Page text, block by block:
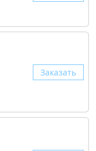
Заказать